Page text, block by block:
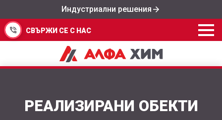
Индустриални решения
СВЪРЖИ СЕ С НАС
РЕАЛИЗИРАНИ ОБЕКТИ